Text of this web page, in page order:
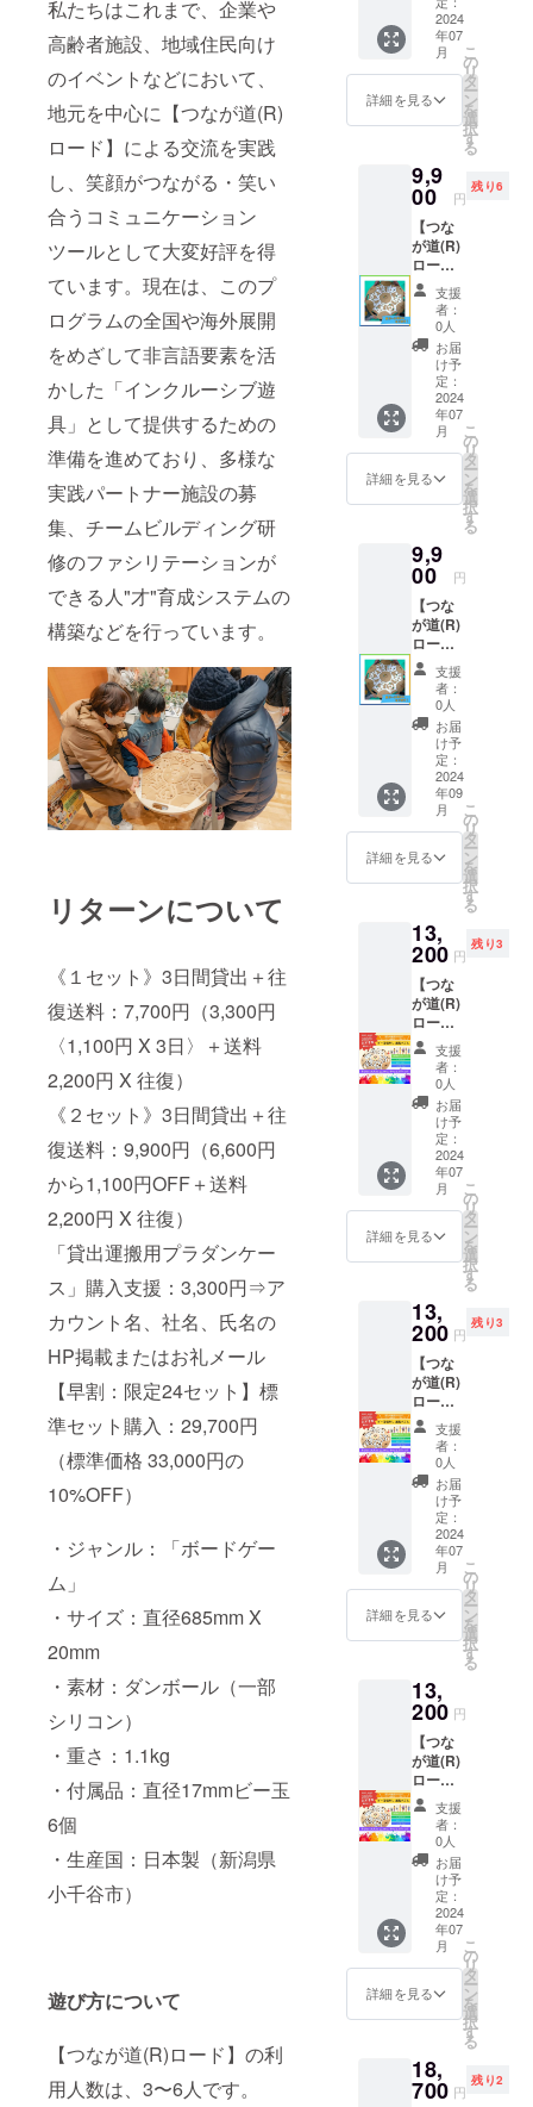
私たちはこれまで、企業や
高齢者施設、地域住民向け
のイベントなどにおいて、
地元を中心に【つなが道(R)
ロード】による交流を実践
し、笑顔がつながる・笑い
合うコミュニケーション
ツールとして大変好評を得
ています。現在は、このプ
ログラムの全国や海外展開
をめざして非言語要素を活
かした「インクルーシブ遊
具」として提供するための
準備を進めており、多様な
実践パートナー施設の募
集、チームビルディング研
修のファシリテーションが
できる人"才"育成システムの
構築などを行っています。
リターンについて
《１セット》3日間貸出＋往
復送料：7,700円（3,300円
〈1,100円 X 3日〉＋送料
2,200円 X 往復）
《２セット》3日間貸出＋往
復送料：9,900円（6,600円
から1,100円OFF＋送料
2,200円 X 往復）
「貸出運搬用プラダンケー
ス」購入支援：3,300円⇒ア
カウント名、社名、氏名の
HP掲載またはお礼メール
【早割：限定24セット】標
準セット購入：29,700円
（標準価格 33,000円の
10%OFF）
・ジャンル：「ボードゲー
ム」
・サイズ：直径685mm X
20mm
・素材：ダンボール（一部
シリコン）
・重さ：1.1kg
・付属品：直径17mmビー玉
6個
・生産国：日本製（新潟県
小千谷市）
遊び方について
【つなが道(R)ロード】の利
用人数は、3〜6人です。
8/22(木)
＋往復
送料を
含む
2024
年07
月
詳細を見る
こ
の
リ
タ
ー
ン
を
選
択
す
る
9,9
00 円
残り6
【つな
が道(R)
ロー
ド】『2
セッ
ト』3日
間貸
出：
8/27(火)
8/29(木)
＋往復
送料を
含む
支援
者：
0人
お届
け予
定：
2024
年07
月
詳細を見る
こ
の
リ
タ
ー
ン
を
選
択
す
る
9,9
00 円
【つな
が道(R)
ロー
ド】『2
セッ
ト』3日
間貸
出：9月
以降＋
往復送
料を含
支援
者：
0人
お届
け予
定：
2024
年09
月
詳細を見る
こ
の
リ
タ
ー
ン
を
選
択
す
る
13,
200 円
残り3
【つな
が道(R)
ロー
ド】『1
セッ
ト』10
日間貸
出：
7/30(火)
8/8(木)
＋往復
送料を
含む
支援
者：
0人
お届
け予
定：
2024
年07
月
詳細を見る
こ
の
リ
タ
ー
ン
を
選
択
す
る
13,
200 円
残り3
【つな
が道(R)
ロー
ド】『1
セッ
ト』10
日間貸
出：
8/20(火)
8/29(木)
＋往復
送料を
含む
支援
者：
0人
お届
け予
定：
2024
年07
月
詳細を見る
こ
の
リ
タ
ー
ン
を
選
択
す
る
13,
200 円
【つな
が道(R)
ロー
ド】『1
セッ
ト』10
日間貸
出：9月
以降＋
往復送
料を含
支援
者：
0人
お届
け予
定：
2024
年07
月
詳細を見る
こ
の
リ
タ
ー
ン
を
選
択
す
る
18,
700 円
残り2